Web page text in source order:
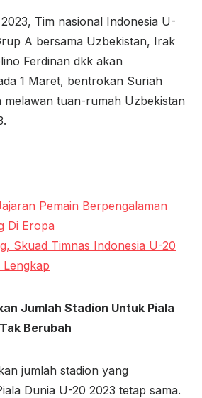
Tim nasional Indonesia U-
A bersama Uzbekistan, Irak
Ferdinan dkk akan
1 Maret, bentrokan Suriah
melawan tuan-rumah Uzbekistan
Pemain Berpengalaman
Di Eropa
Skuad Timnas Indonesia U-20
Jumlah Stadion Untuk Piala
Berubah
jumlah stadion yang
Dunia U-20 2023 tetap sama.